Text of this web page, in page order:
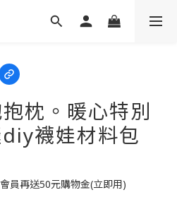
枕。暖心特別
襪娃材料包
員再送50元購物金(立即用)